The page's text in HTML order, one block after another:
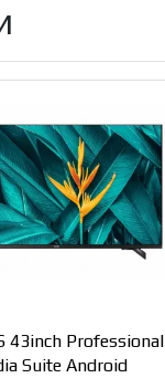
43inch Professional
Suite Android